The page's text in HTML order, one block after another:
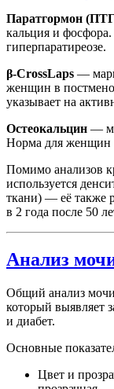
Паратгормон
кальция и
гиперпаратиреозе.
β-CrossLaps —
женщин в
указывает на
Остеокальцин —
Норма для женщин
Помимо анализов
используется
ткани) — её также
в 2 года после 50
Анализ
Общий анализ
который выявляет
и диабет.
Основные
Цвет и